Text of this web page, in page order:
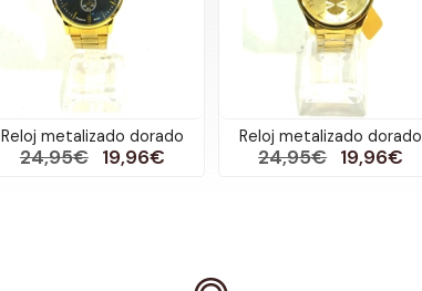
Reloj metalizado dorado
24,95€ 19,96€
Reloj metalizado dorado
24,95€ 19,96€